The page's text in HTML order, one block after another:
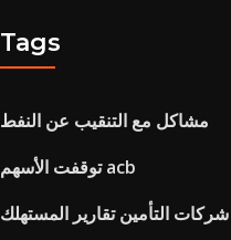
Tags
مشاكل مع التنقيب عن النفط
توقفت الأسهم acb
التأمين تقارير المستهلك